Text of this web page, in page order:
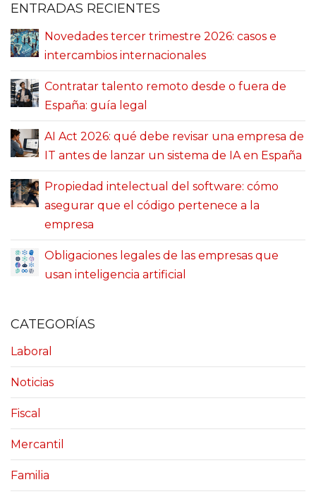
ENTRADAS RECIENTES
Novedades tercer trimestre 2026: casos e
intercambios internacionales
Contratar talento remoto desde o fuera de
España: guía legal
AI Act 2026: qué debe revisar una empresa de
IT antes de lanzar un sistema de IA en España
Propiedad intelectual del software: cómo
asegurar que el código pertenece a la
empresa
Obligaciones legales de las empresas que
usan inteligencia artificial
CATEGORÍAS
Laboral
Noticias
Fiscal
Mercantil
Familia